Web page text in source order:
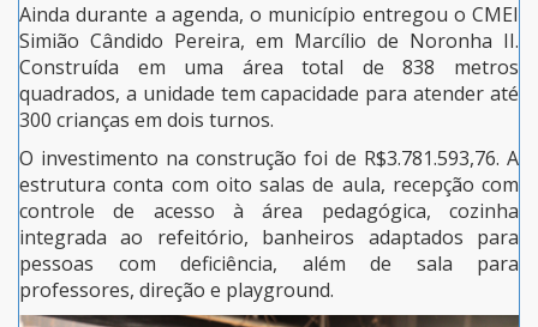
Ainda durante a agenda, o município entregou o CMEI
Simião Cândido Pereira, em Marcílio de Noronha II.
Construída em uma área total de 838 metros
quadrados, a unidade tem capacidade para atender até
300 crianças em dois turnos.
O investimento na construção foi de R$3.781.593,76. A
estrutura conta com oito salas de aula, recepção com
controle de acesso à área pedagógica, cozinha
integrada ao refeitório, banheiros adaptados para
pessoas com deficiência, além de sala para
professores, direção e playground.